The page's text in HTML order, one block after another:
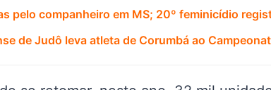
pelo companheiro em MS; 20º feminicídio
de Judô leva atleta de Corumbá ao